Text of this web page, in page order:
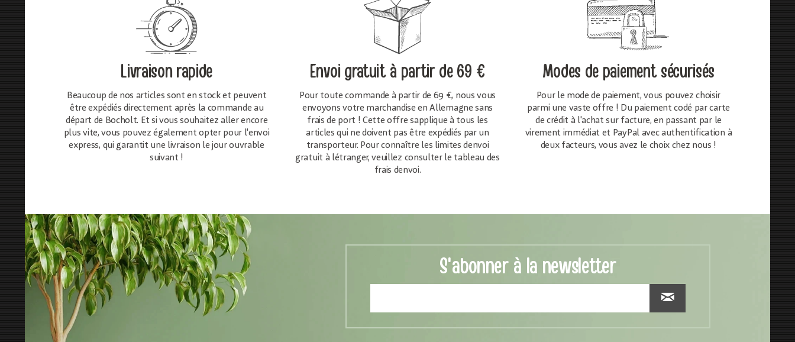
Livraison rapide
Beaucoup de nos articles sont en stock et peuvent
être expédiés directement après la commande au
départ de Bocholt. Et si vous souhaitez aller encore
plus vite, vous pouvez également opter pour l'envoi
express, qui garantit une livraison le jour ouvrable
suivant !
Envoi gratuità partir de 69 €
Pour toute commande à partir de 69 €, nous vous
envoyons votre marchandise en Allemagne sans
frais de port ! Cette offre sapplique à tous les
articles qui ne doivent pas être expédiés par un
transporteur. Pour connaître les limites denvoi
gratuit à létranger, veuillez consulter le tableau des
frais denvoi.
Modes de paiement sécurisés
Pour le mode de paiement, vous pouvez choisir
parmi une vaste offre ! Du paiement codé par carte
de crédit à l'achat sur facture, en passant par le
virement immédiat et PayPal avec authentification à
deux facteurs, vous avez le choix chez nous !
S'abonner à la newsletter